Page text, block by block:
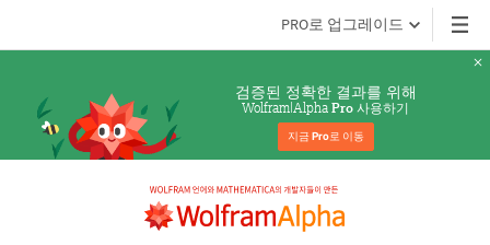
PRO로 업그레이드
검증된 정확한 결과를 위해
Wolfram|Alpha Pro 사용하기
지금 Pro로 이동